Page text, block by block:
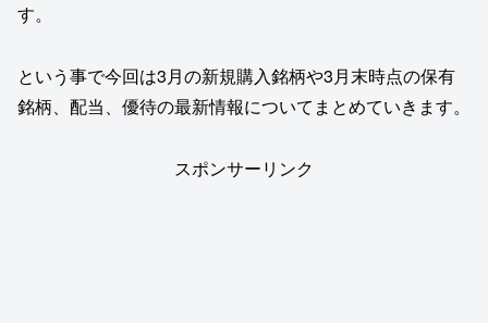
す。
という事で今回は3月の新規購入銘柄や3月末時点の保有
銘柄、配当、優待の最新情報についてまとめていきます。
スポンサーリンク